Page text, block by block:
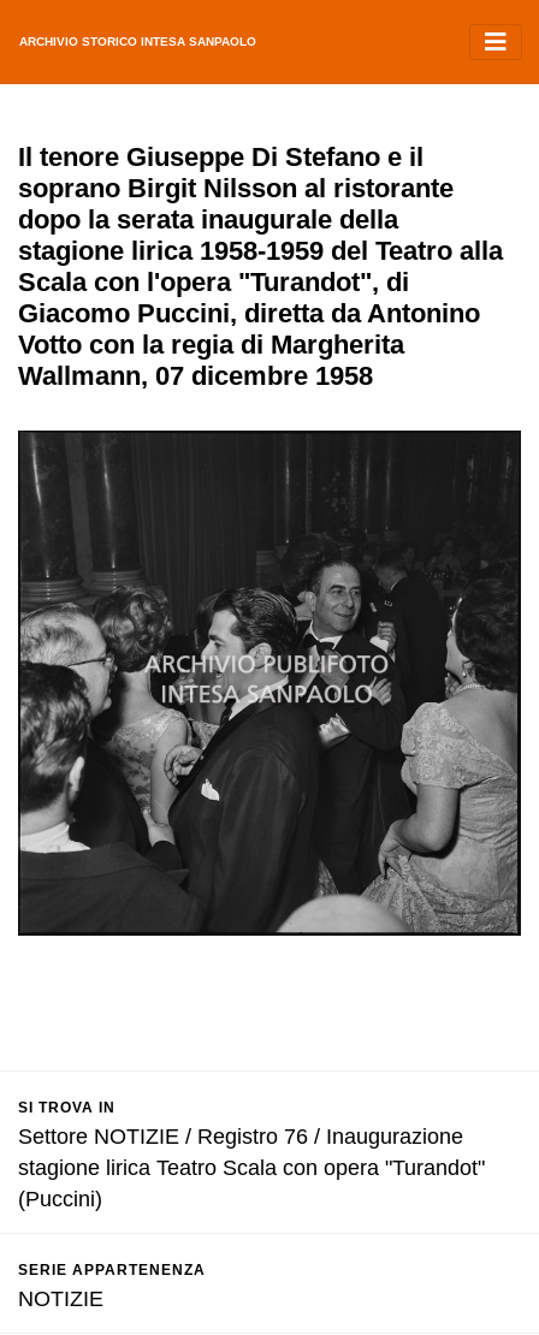
ARCHIVIO STORICO INTESA SANPAOLO
Il tenore Giuseppe Di Stefano e il
soprano Birgit Nilsson al ristorante
dopo la serata inaugurale della
stagione lirica 1958-1959 del Teatro alla
Scala con l'opera "Turandot", di
Giacomo Puccini, diretta da Antonino
Votto con la regia di Margherita
Wallmann, 07 dicembre 1958
SI TROVA IN
Settore NOTIZIE / Registro 76 / Inaugurazione
stagione lirica Teatro Scala con opera "Turandot"
(Puccini)
SERIE APPARTENENZA
NOTIZIE